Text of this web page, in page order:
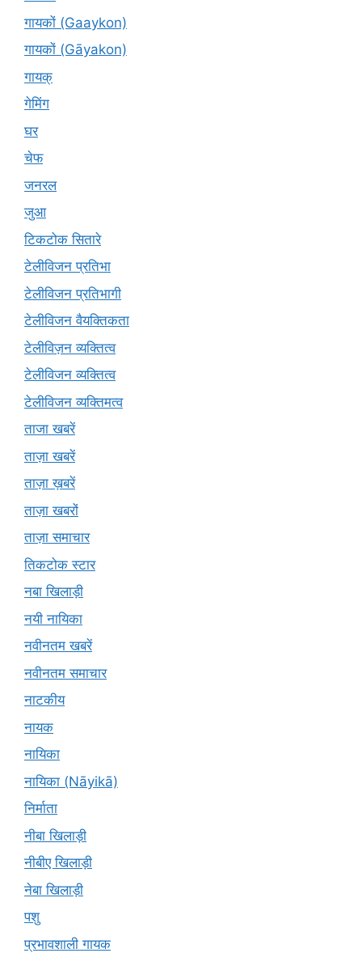
गायकों (Gaaykon)
गायकों (Gāyakon)
गायक्
गेमिंग
घर
चेफ
जनरल
जुआ
टिकटोक सितारे
टेलीविजन प्रतिभा
टेलीविजन प्रतिभागी
टेलीविजन वैयक्तिकता
टेलीविज़न व्यक्तित्व
टेलीविजन व्यक्तित्व
टेलीविजन व्यक्तिमत्व
ताजा खबरें
ताज़ा खबरें
ताज़ा ख़बरें
ताज़ा खबरों
ताज़ा समाचार
तिकटोक स्टार
नबा खिलाड़ी
नयी नायिका
नवीनतम खबरें
नवीनतम समाचार
नाटकीय
नायक
नायिका
नायिका (Nāyikā)
निर्माता
नीबा खिलाड़ी
नीबीए खिलाड़ी
नेबा खिलाड़ी
पशु
प्रभावशाली गायक